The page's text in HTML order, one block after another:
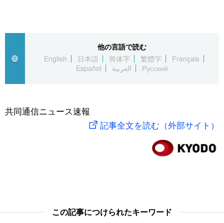
العربية
社会
旅と暮らし
社会
文化
科学・技術
暮らし
お知らせ
他の言語で読む
English
日本語 简体字 繁體字
Français
Español
العربية Русский
共同通信ニュース速報
記事全文を読む（外部サイト）
この記事につけられたキーワード